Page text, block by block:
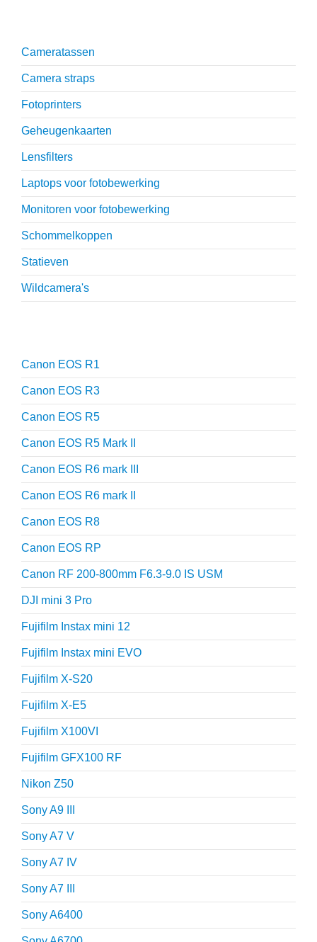
Cameratassen
Camera straps
Fotoprinters
Geheugenkaarten
Lensfilters
Laptops voor fotobewerking
Monitoren voor fotobewerking
Schommelkoppen
Statieven
Wildcamera's
Canon EOS R1
Canon EOS R3
Canon EOS R5
Canon EOS R5 Mark II
Canon EOS R6 mark III
Canon EOS R6 mark II
Canon EOS R8
Canon EOS RP
Canon RF 200-800mm F6.3-9.0 IS USM
DJI mini 3 Pro
Fujifilm Instax mini 12
Fujifilm Instax mini EVO
Fujifilm X-S20
Fujifilm X-E5
Fujifilm X100VI
Fujifilm GFX100 RF
Nikon Z50
Sony A9 III
Sony A7 V
Sony A7 IV
Sony A7 III
Sony A6400